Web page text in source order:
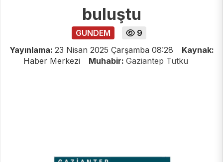
buluştu
GUNDEM
9
Yayınlama: 23 Nisan 2025 Çarşamba 08:28
Kaynak:
Haber Merkezi
Muhabir: Gaziantep Tutku